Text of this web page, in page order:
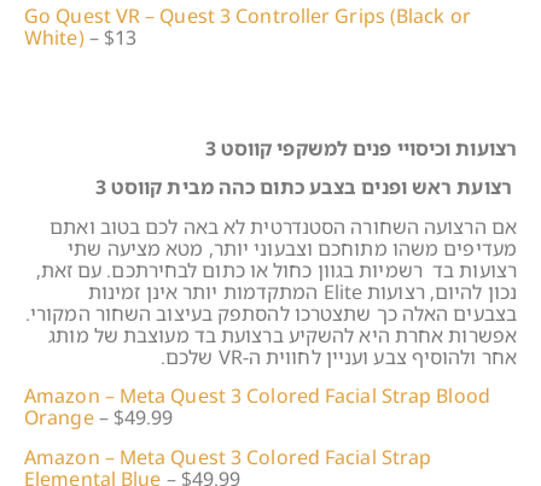
Go Quest VR – Quest 3 Controller Grips (Black or
White) – $13
רצועות וכיסויי פנים למשקפי קווסט 3
רצועת ראש ופנים בצבע כתום כהה מבית קווסט 3
אם הרצועה השחורה הסטנדרטית לא באה לכם בטוב ואתם
מעדיפים משהו מתוחכם וצבעוני יותר, מטא מציעה שתי
רצועות בד רשמיות בגוון כחול או כתום לבחירתכם. עם זאת,
נכון להיום, רצועות Elite המתקדמות יותר אינן זמינות
בצבעים האלה כך שתצטרכו להסתפק בעיצוב השחור המקורי.
אפשרות אחרת היא להשקיע ברצועת בד מעוצבת של מותג
אחר ולהוסיף צבע ועניין לחווית ה-VR שלכם.
Amazon – Meta Quest 3 Colored Facial Strap Blood
Orange– $49.99
Amazon – Meta Quest 3 Colored Facial Strap
Elemental Blue – $49.99